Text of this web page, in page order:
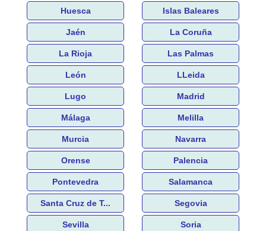
Huesca Islas Baleares
Jaén La Coruña
La Rioja Las Palmas
León LLeida
Lugo Madrid
Málaga Melilla
Murcia Navarra
Orense Palencia
Pontevedra Salamanca
Santa Cruz de T... Segovia
Sevilla Soria